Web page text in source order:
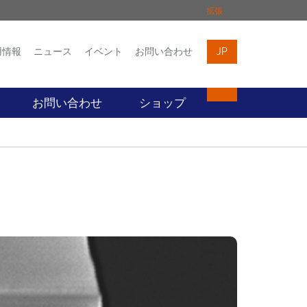
拡張
イベント お問い合わせ
報 ニュース イベント お問い合わせ JP
お問い合わせ ショップ